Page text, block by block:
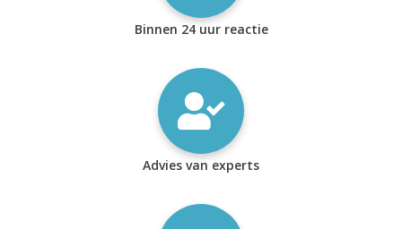
Binnen 24 uur reactie
Advies van experts